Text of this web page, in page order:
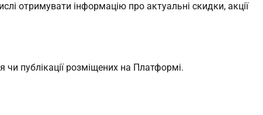
отримувати інформацію про актуальні скидки, акції
публікації розміщених на Платформі.